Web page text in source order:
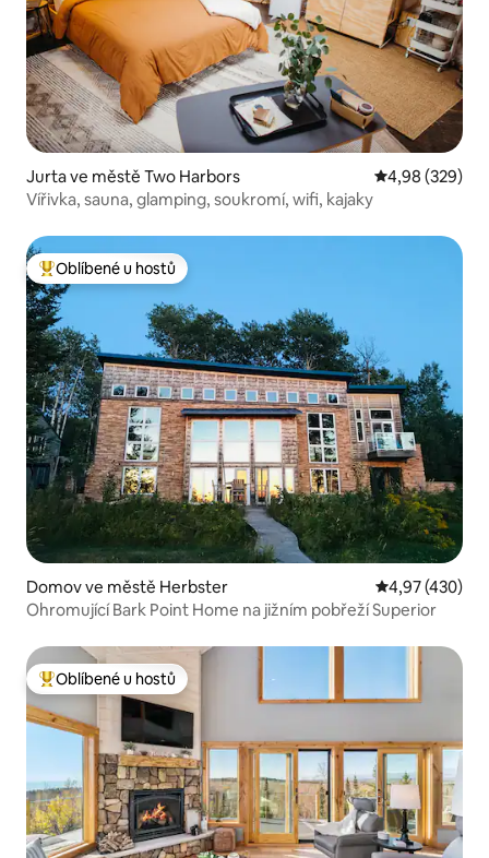
Jurta ve městě Two Harbors Průměrné
4,98 (329)
Vířivka, sauna, glamping, soukromí, wifi, kajaky
Nejlepší v kategorii Oblíbené u hostů
Oblíbené u hostů
Domov ve městě Herbster Průměrné
4,97 (430)
Ohromující Bark Point Home na jižním pobřeží Superior
Nejlepší v kategorii Oblíbené u hostů
Oblíbené u hostů